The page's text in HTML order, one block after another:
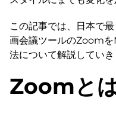
この記事では、日本で
画会議ツールのZoom
法について解説していき
Zoomと